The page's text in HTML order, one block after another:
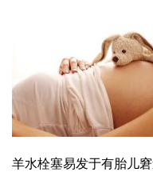
羊水栓塞易发于有胎儿